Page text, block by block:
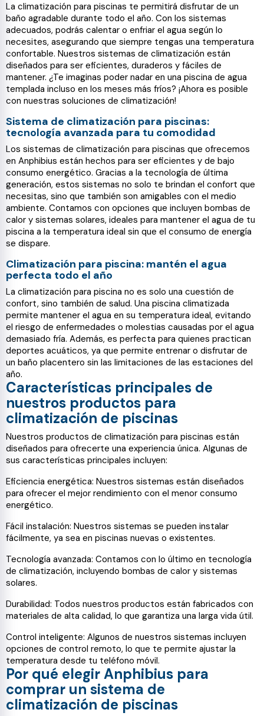
La climatización para piscinas te permitirá disfrutar de un
baño agradable durante todo el año. Con los sistemas
adecuados, podrás calentar o enfriar el agua según lo
necesites, asegurando que siempre tengas una temperatura
confortable. Nuestros sistemas de climatización están
diseñados para ser eficientes, duraderos y fáciles de
mantener. ¿Te imaginas poder nadar en una piscina de agua
templada incluso en los meses más fríos? ¡Ahora es posible
con nuestras soluciones de climatización!
Sistema de climatización para piscinas:
tecnología avanzada para tu comodidad
Los sistemas de climatización para piscinas que ofrecemos
en Anphibius están hechos para ser eficientes y de bajo
consumo energético. Gracias a la tecnología de última
generación, estos sistemas no solo te brindan el confort que
necesitas, sino que también son amigables con el medio
ambiente. Contamos con opciones que incluyen bombas de
calor y sistemas solares, ideales para mantener el agua de tu
piscina a la temperatura ideal sin que el consumo de energía
se dispare.
Climatización para piscina: mantén el agua
perfecta todo el año
La climatización para piscina no es solo una cuestión de
confort, sino también de salud. Una piscina climatizada
permite mantener el agua en su temperatura ideal, evitando
el riesgo de enfermedades o molestias causadas por el agua
demasiado fría. Además, es perfecta para quienes practican
deportes acuáticos, ya que permite entrenar o disfrutar de
un baño placentero sin las limitaciones de las estaciones del
año.
Características principales de
nuestros productos para
climatización de piscinas
Nuestros productos de climatización para piscinas están
diseñados para ofrecerte una experiencia única. Algunas de
sus características principales incluyen:
Eficiencia energética: Nuestros sistemas están diseñados
para ofrecer el mejor rendimiento con el menor consumo
energético.
Fácil instalación: Nuestros sistemas se pueden instalar
fácilmente, ya sea en piscinas nuevas o existentes.
Tecnología avanzada: Contamos con lo último en tecnología
de climatización, incluyendo bombas de calor y sistemas
solares.
Durabilidad: Todos nuestros productos están fabricados con
materiales de alta calidad, lo que garantiza una larga vida útil.
Control inteligente: Algunos de nuestros sistemas incluyen
opciones de control remoto, lo que te permite ajustar la
temperatura desde tu teléfono móvil.
Por qué elegir Anphibius para
comprar un sistema de
climatización de piscinas